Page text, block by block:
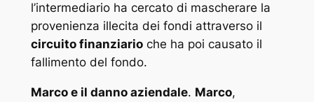
l’intermediario ha cercato di mascherare la
provenienza illecita dei fondi attraverso il
circuito finanziarioche ha poi causato il
fallimento del fondo.
Marco e il danno aziendale. Marco,